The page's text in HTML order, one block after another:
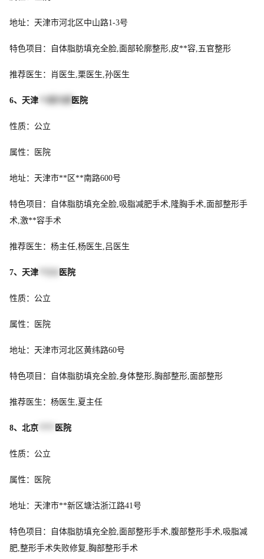
地址：天津市河北区中山路1-3号
特色项目：自体脂肪填充全脸,面部轮廓整形,皮**容,五官整形
推荐医生：肖医生,栗医生,孙医生
6、天津 医院
性质：公立
属性：医院
地址：天津市**区**南路600号
特色项目：自体脂肪填充全脸,吸脂减肥手术,隆胸手术,面部整形手
术,激**容手术
推荐医生：杨主任,杨医生,吕医生
7、天津 医院
性质：公立
属性：医院
地址：天津市河北区黄纬路60号
特色项目：自体脂肪填充全脸,身体整形,胸部整形,面部整形
推荐医生：杨医生,夏主任
8、北京 医院
性质：公立
属性：医院
地址：天津市**新区塘沽浙江路41号
特色项目：自体脂肪填充全脸,面部整形手术,腹部整形手术,吸脂减
肥,整形手术失败修复,胸部整形手术